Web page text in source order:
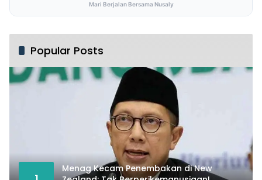
Mari Berjalan Bersama Nusaly
Popular Posts
Menag Kecam Penembakan di New